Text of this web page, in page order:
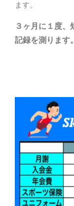
ます。
３ヶ月に１度
記録を測ります。